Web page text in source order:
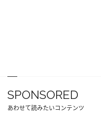
SPONSORED
あわせて読みたいコンテンツ